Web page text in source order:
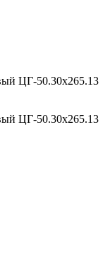
ЦГ-50.30х265.13
ЦГ-50.30х265.13